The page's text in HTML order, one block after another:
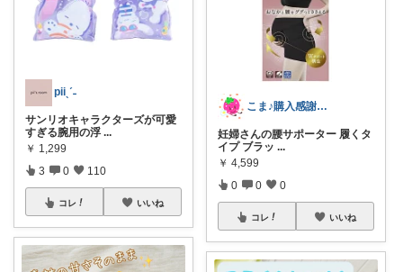
piiˎˊ˗
サンリオキャラクターズが可愛
すぎる腕用の浮 ...
￥ 1,299
3 0 110
コレ いいね
こま♪購入感謝です6y&3y♪
妊婦さんの腰サポーター 履くタ
イプ ブラッ ...
￥ 4,599
0 0 0
コレ いいね